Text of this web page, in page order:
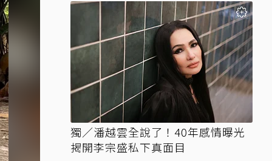
獨／潘越雲全說了！40年感情曝光
揭開李宗盛私下真面目